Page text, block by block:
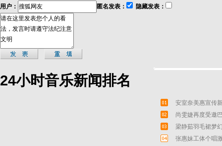
用户： 匿名发表： 隐藏发表：
24小时音乐新闻排名
安室奈美惠宣传
尚雯婕再度受邀
梁静茹羽毛裙梦
张惠妹工体个唱